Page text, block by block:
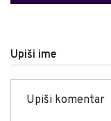
Upiši ime